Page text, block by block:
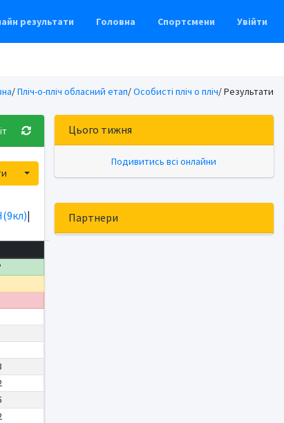
результати Головна Спортсмени Увійти
/Пліч-о-пліч обласний етап/Особисті пліч о пліч/ Результати
Toggle Dropdown
|
Цього тижня
Подивитись всі онлайни
Партнери